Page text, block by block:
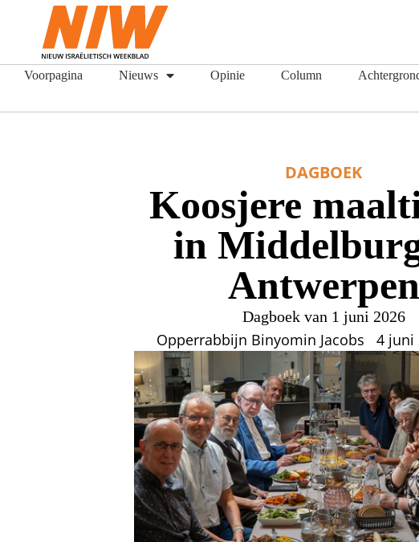
Voorpagina Nieuws Opinie Column
DAGBOEK
Koosjere
in
Antwerpen
Dagboek van 1 juni 2026
Opperrabbijn Binyomin Jacobs 4 juni